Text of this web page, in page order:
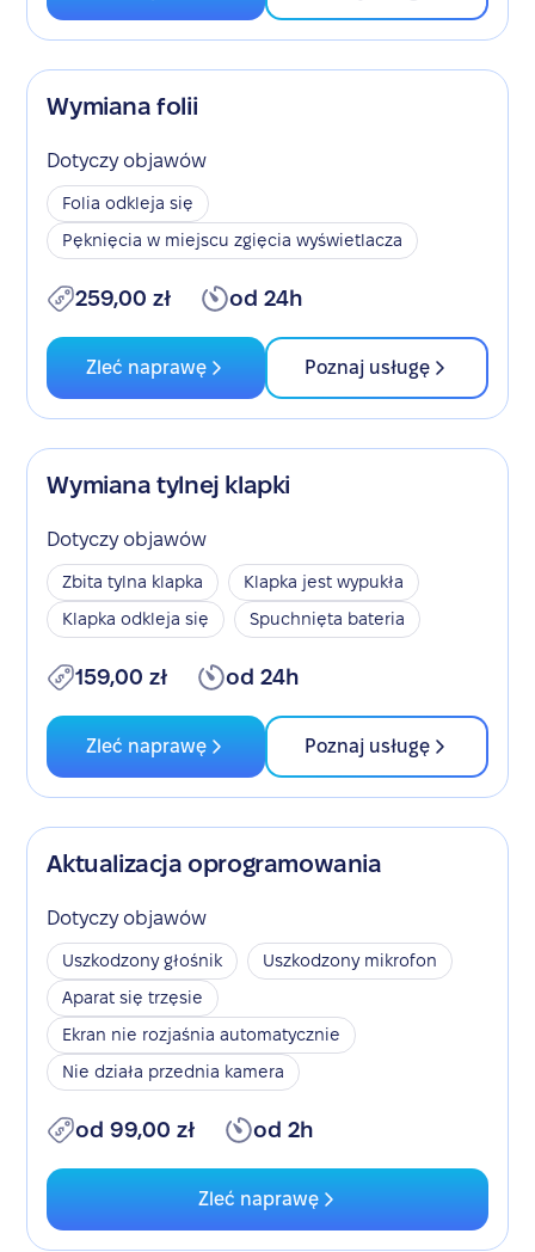
Wymiana folii
Dotyczy objawów
Folia odkleja się
Pęknięcia w miejscu zgięcia wyświetlacza
259,00 zł od 24h
Zleć naprawę Poznaj usługę
Wymiana tylnej klapki
Dotyczy objawów
Zbita tylna klapka
Klapka jest wypukła
Klapka odkleja się
Spuchnięta bateria
159,00 zł od 24h
Zleć naprawę Poznaj usługę
Aktualizacja oprogramowania
Dotyczy objawów
Uszkodzony głośnik
Uszkodzony mikrofon
Aparat się trzęsie
Ekran nie rozjaśnia automatycznie
Nie działa przednia kamera
od 99,00 zł od 2h
Zleć naprawę